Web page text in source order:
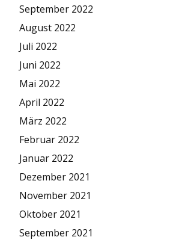
September 2022
August 2022
Juli 2022
Juni 2022
Mai 2022
April 2022
März 2022
Februar 2022
Januar 2022
Dezember 2021
November 2021
Oktober 2021
September 2021